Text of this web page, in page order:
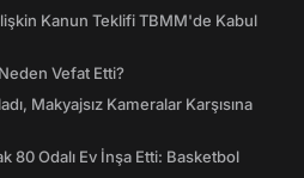
Kanun Teklifi TBMM'de Kabul
Vefat Etti?
Makyajsız Kameralar Karşısına
80 Odalı Ev İnşa Etti: Basketbol